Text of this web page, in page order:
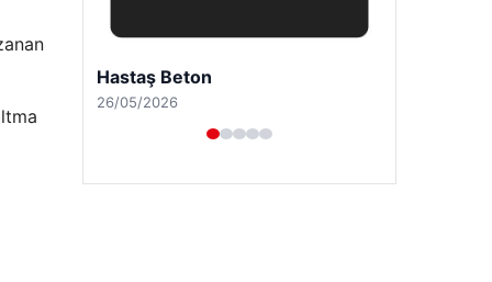
Prenses Night Club
29/04/2026